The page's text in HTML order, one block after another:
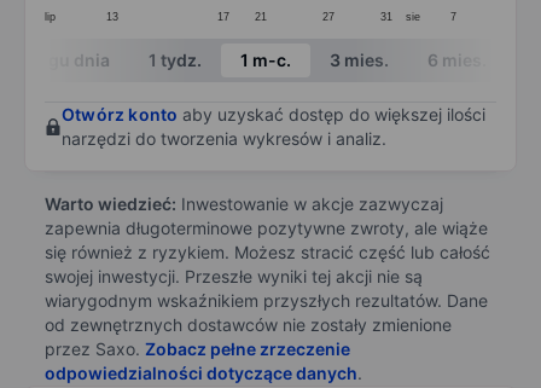
lip 13 17 21 27 31 sie 7
End of interactive chart.
W ciągu dnia 1 tydz. 1 m-c. 3 mies. 6 mies.
Otwórz konto aby uzyskać dostęp do większej ilości
narzędzi do tworzenia wykresów i analiz.
Warto wiedzieć: Inwestowanie w akcje zazwyczaj
zapewnia długoterminowe pozytywne zwroty, ale wiąże
się również z ryzykiem. Możesz stracić część lub całość
swojej inwestycji. Przeszłe wyniki tej akcji nie są
wiarygodnym wskaźnikiem przyszłych rezultatów. Dane
od zewnętrznych dostawców nie zostały zmienione
przez Saxo. Zobacz pełne zrzeczenie
odpowiedzialności dotyczące danych.